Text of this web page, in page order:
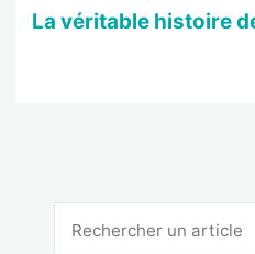
La véritable histoire